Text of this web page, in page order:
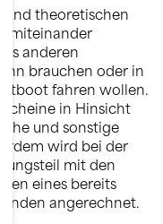
und theoretischen
miteinander
anderen
ihn brauchen oder in
fahren wollen.
in Hinsicht
und sonstige
wird bei der
mit den
eines bereits
angerechnet.